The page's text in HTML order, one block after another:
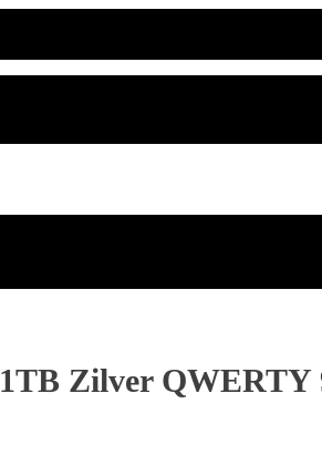
Zilver QWERTY